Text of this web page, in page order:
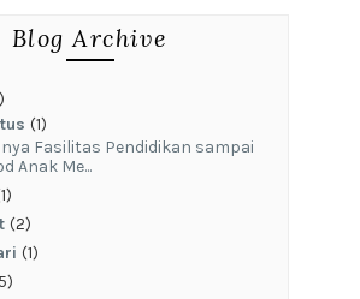
Blog Archive
(1)
Fasilitas Pendidikan sampai
Anak Me...
(2)
(1)